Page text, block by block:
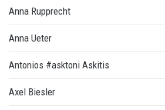
Anna Rupprecht
Anna Ueter
Antonios #asktoni Askitis
Axel Biesler